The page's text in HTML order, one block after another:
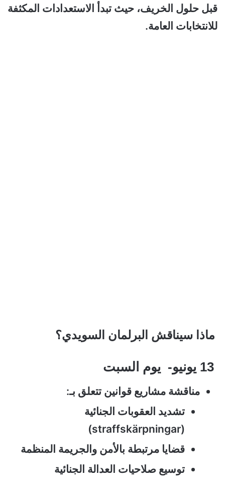
قبل حلول الخريف، حيث تبدأ الاستعدادات المكثفة
للانتخابات العامة.
ماذا سيناقش البرلمان السويدي؟
مناقشة مشاريع قوانين تتعلق بـ:
تشديد العقوبات الجنائية
(straffskärpningar)
قضايا مرتبطة بالأمن والجريمة المنظمة
توسيع صلاحيات العدالة الجنائية